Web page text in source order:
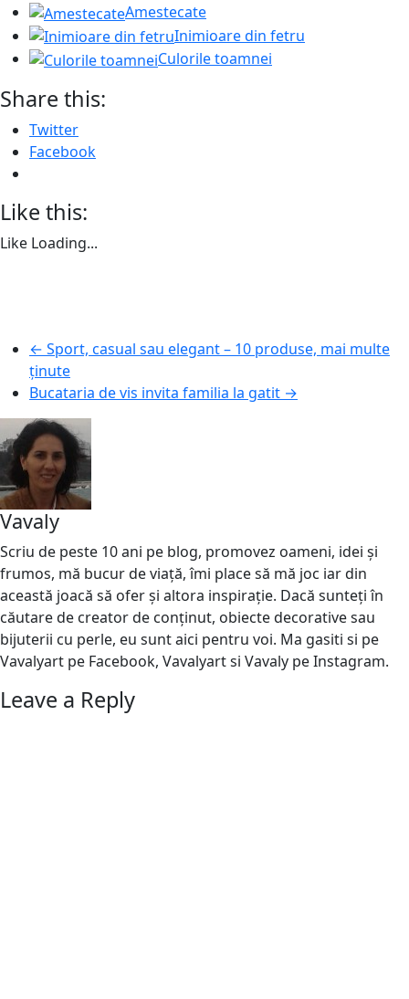
Amestecate
Inimioare din fetru
Culorile toamnei
Share this:
Twitter
Facebook
Like this:
Like Loading...
← Sport, casual sau elegant – 10 produse, mai multe
ținute
Bucataria de vis invita familia la gatit →
Vavaly
Scriu de peste 10 ani pe blog, promovez oameni, idei și
frumos, mă bucur de viață, îmi place să mă joc iar din
această joacă să ofer și altora inspirație. Dacă sunteți în
căutare de creator de conținut, obiecte decorative sau
bijuterii cu perle, eu sunt aici pentru voi. Ma gasiti si pe
Vavalyart pe Facebook, Vavalyart si Vavaly pe Instagram.
Leave a Reply